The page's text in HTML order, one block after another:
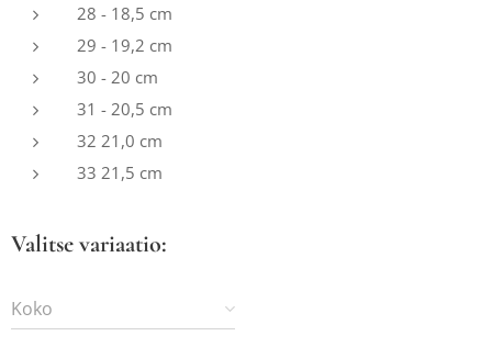
28 - 18,5 cm
29 - 19,2 cm
30 - 20 cm
31 - 20,5 cm
32 21,0 cm
33 21,5 cm
Valitse variaatio:
Koko